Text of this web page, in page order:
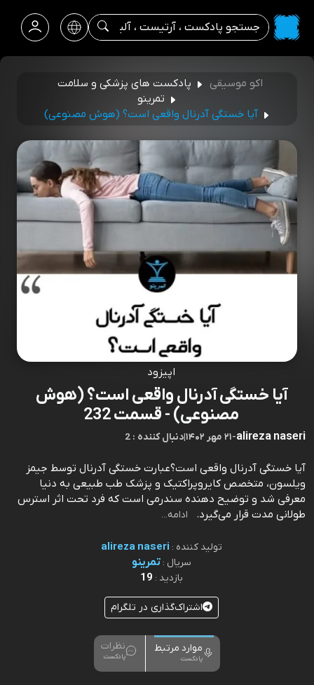
اکو موسیقی
پادکست های پزشکی و سلامت
تمرینو
آیا خستگی آدرنال واقعی است؟ (هوش مصنوعی)
اپیزود
آیا خستگی آدرنال واقعی است؟ (هوش
مصنوعی) - قسمت 232
alireza naseri
-۲۱ مهر ۱۴۰۲ |2 : دنبال کننده
آیا خستگی آدرنال واقعی است؟عبارت خستگی آدرنال توسط جیمز
ویلسون، متخصص کایروپراکتیک و پزشک طب طبیعی به دنیا
معرفی شد و توضیح دهنده سندرمی است که فرد تحت اثر استرس
طولانی مدت قرار می‌گیرد.⁠⁠⁠⁠⁠⁠⁠⁠⁠⁠⁠⁠⁠⁠⁠⁠⁠⁠⁠⁠⁠⁠⁠⁠⁠⁠⁠⁠⁠⁠⁠⁠⁠⁠⁠⁠⁠⁠⁠⁠⁠⁠⁠⁠⁠⁠⁠⁠⁠⁠⁠⁠⁠⁠⁠⁠⁠⁠⁠⁠⁠⁠⁠⁠⁠⁠⁠⁠⁠⁠⁠⁠⁠⁠⁠⁠⁠⁠⁠⁠⁠⁠⁠⁠⁠⁠⁠⁠⁠⁠⁠⁠⁠⁠
ادامه...
تولید کننده : alireza naseri
سریال :تمرینو
بازدید : 19
اشتراک‌گذاری در تلگرام
موارد مرتبط
پادکست
نظرات
پادکست